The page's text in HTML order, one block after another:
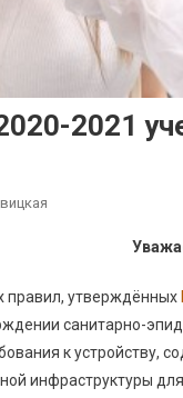
2021
правил, утверждённых
санитарно-
к устройству,
инфраструктуры